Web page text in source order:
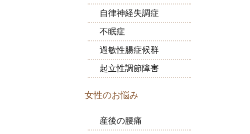
自律神経失調症
不眠症
過敏性腸症候群
起立性調節障害
女性のお悩み
産後の腰痛